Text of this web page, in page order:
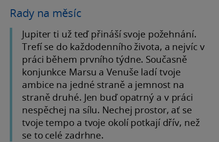
Rady na měsíc
Jupiter ti už teď přináší svoje požehnání.
Trefí se do každodenního života, a nejvíc v
práci během prvního týdne. Současně
konjunkce Marsu a Venuše ladí tvoje
ambice na jedné straně a jemnost na
straně druhé. Jen buď opatrný a v práci
nespěchej na sílu. Nechej prostor, ať se
tvoje tempo a tvoje okolí potkají dřív, než
se to celé zadrhne.